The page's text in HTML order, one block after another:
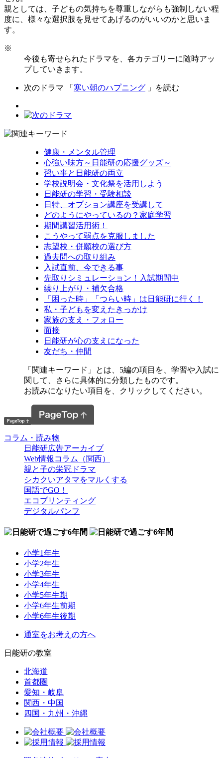
親としては、子どもの気持ちを尊重しながらも強制しない程
度に、様々な選択肢を見せてあげるのがいいのかと思いま
す。
※
今後も寄せられたドラマを、各カテゴリーに随時アッ
プしていきます。
次のドラマ 「 寒い朝のハプニング 」を読む
健康・メンタル管理
心強い味方～日能研の応援グッズ～
習い事と日能研の両立
学校説明会・文化祭を活用しよう
日能研の学習・受験相談
日特、オプション講座を受講して
どのようにやっているの？家庭学習
期間講習活用術！
こうやって弱点を克服しました
志望校・併願校の選び方
過去問への取り組み
入試直前、今できる事
先取りシミュレーション！入試期間中
繰り上がり・補欠合格
「困った時」「つらい時」は日能研に行く！
私・子どもを変えたきっかけ
家族の支え・フォロー
面接
日能研が心の支えになった
友だち・仲間
「関連キーワード」とは、5編の項目を、学習や入試に
関して、さらに具体的に分類したものです。
お読みになりたい項目を、クリックしてください。
コラム・読み物
日能研広告アーカイブ
Web情報コラム（関西）
親と子の栄冠ドラマ
シカクいアタマをマルくする
国語でGO！
エコプリンティング
デジタルパンフ
小学1年生
小学2年生
小学3年生
小学4年生
小学5年生期
小学6年生前期
小学6年生後期
通室をお考えの方へ
日能研の教室
北海道
首都圏
愛知・岐阜
関西・中国
四国・九州・沖縄